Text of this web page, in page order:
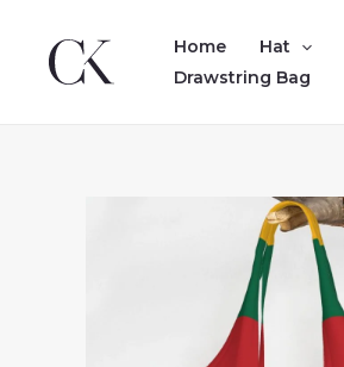
content
Home Hat
Drawstring Bag